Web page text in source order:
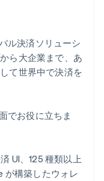
ル決済ソリューシ
ら大企業まで、あ
て世界中で決済を
でお役に立ちま
UI、125 種類以上
が構築したウォレ